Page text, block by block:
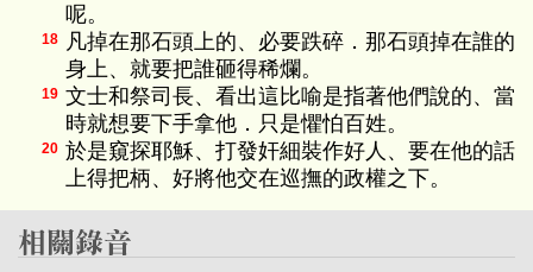
呢。
18 凡掉在那石頭上的、必要跌碎．那石頭掉在誰的
身上、就要把誰砸得稀爛。
19 文士和祭司長、看出這比喻是指著他們說的、當
時就想要下手拿他．只是懼怕百姓。
20 於是窺探耶穌、打發奸細裝作好人、要在他的話
上得把柄、好將他交在巡撫的政權之下。